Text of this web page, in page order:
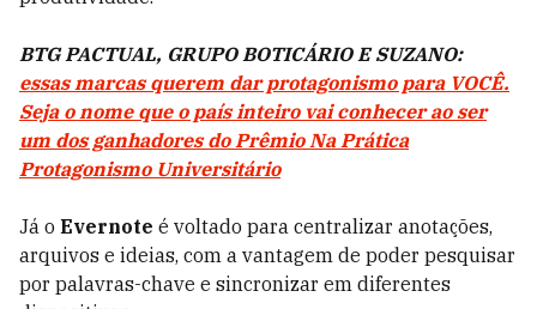
BTG PACTUAL, GRUPO BOTICÁRIO E SUZANO:
essas marcas querem dar protagonismo para VOCÊ.
Seja o nome que o país inteiro vai conhecer ao ser
um dos ganhadores do Prêmio Na Prática
Protagonismo Universitário
Já o Evernote é voltado para centralizar anotações,
arquivos e ideias, com a vantagem de poder pesquisar
por palavras-chave e sincronizar em diferentes